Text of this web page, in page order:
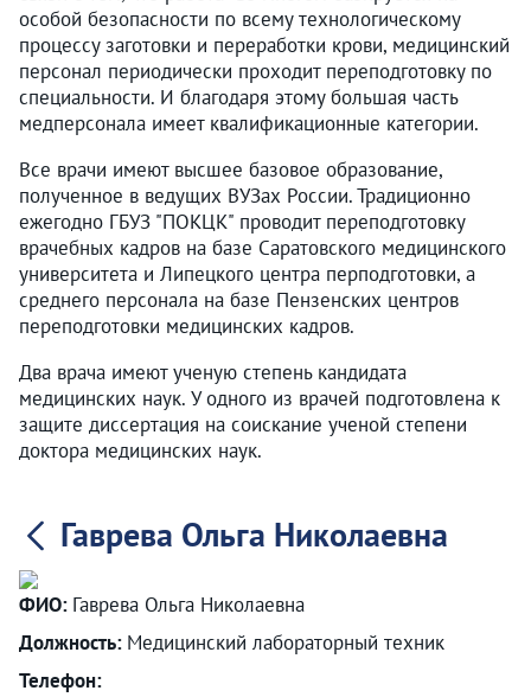
особой безопасности по всему технологическому
процессу заготовки и переработки крови, медицинский
персонал периодически проходит переподготовку по
специальности. И благодаря этому большая часть
медперсонала имеет квалификационные категории.
Все врачи имеют высшее базовое образование,
полученное в ведущих ВУЗах России. Традиционно
ежегодно ГБУЗ "ПОКЦК" проводит переподготовку
врачебных кадров на базе Саратовского медицинского
университета и Липецкого центра перподготовки, а
среднего персонала на базе Пензенских центров
переподготовки медицинских кадров.
Два врача имеют ученую степень кандидата
медицинских наук. У одного из врачей подготовлена к
защите диссертация на соискание ученой степени
доктора медицинских наук.
Гаврева Ольга Николаевна
ФИО: Гаврева Ольга Николаевна
Должность: Медицинский лабораторный техник
Телефон: